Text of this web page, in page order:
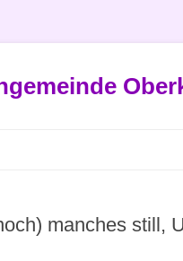
manches still,